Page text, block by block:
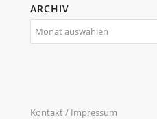
ARCHIV
Kontakt / Impressum